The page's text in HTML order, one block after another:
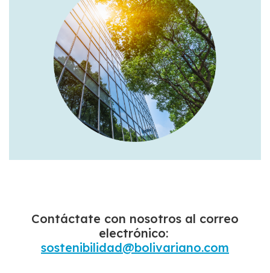
Contáctate con nosotros al correo
electrónico:
sostenibilidad@bolivariano.com